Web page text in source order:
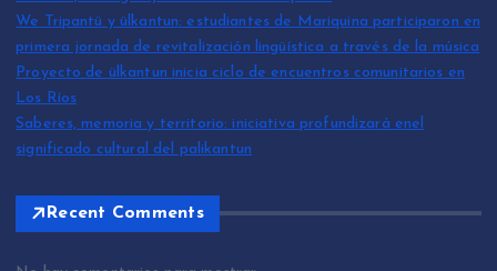
We Tripantü y ülkantun: estudiantes de Mariquina participaron en
primera jornada de revitalización lingüística a través de la música
Proyecto de ülkantun inicia ciclo de encuentros comunitarios en
Los Ríos
Saberes, memoria y territorio: iniciativa profundizará enel
significado cultural del palikantun
Recent Comments